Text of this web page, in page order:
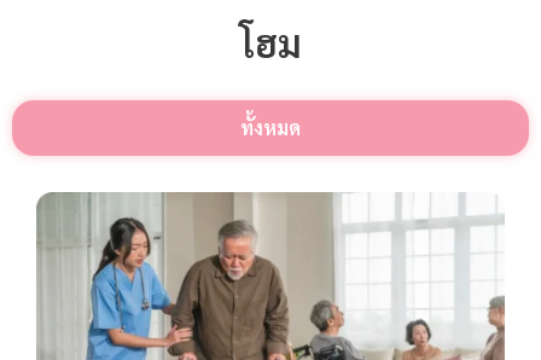
โฮม
ทั้งหมด